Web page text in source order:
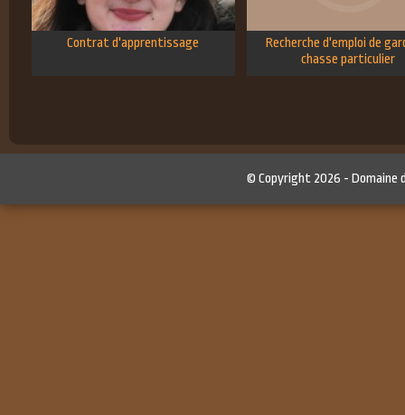
Contrat d'apprentissage
Recherche d'emploi de
chasse particulier
© Copyright 2026 -Domaine